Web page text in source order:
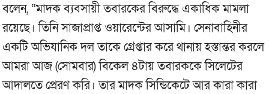
বলেন, “মাদক ব্যবসায়ী তবারকের বিরুদ্ধে একাধিক মামলা
রয়েছে। তিনি সাজাপ্রাপ্ত ওয়ারেন্টের আসামি। সেনাবাহিনীর
একটি অভিযানিক দল তাকে গ্রেপ্তার করে থানায় হস্তান্তর করলে
আমরা আজ (সোমবার) বিকেল ৪টায় তবারককে সিলেটের
আদালতে প্রেরণ করি। তার মাদক সিন্ডিকেটে আর কারা কারা